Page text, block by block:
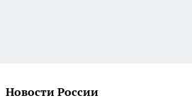
Новости России